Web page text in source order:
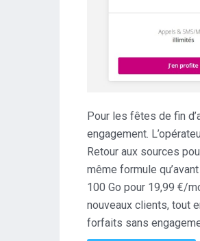
Pour les fêtes de fin
engagement.
Retour aux sources
même formule
100 Go pour 19,99 €/
nouveaux clients, tout
forfaits sans